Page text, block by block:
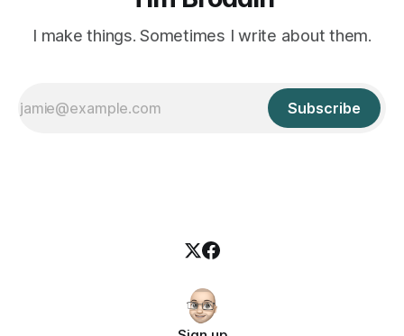
I make things. Sometimes I write about them.
Subscribe